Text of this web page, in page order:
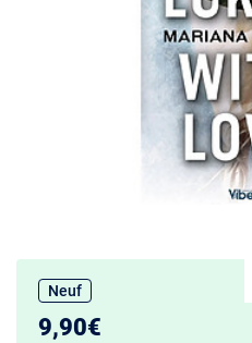
Neuf
9,90€